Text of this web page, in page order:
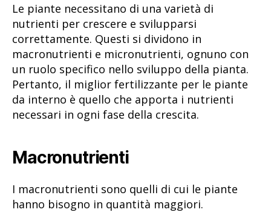
Le piante necessitano di una varietà di
nutrienti per crescere e svilupparsi
correttamente. Questi si dividono in
macronutrienti e micronutrienti, ognuno con
un ruolo specifico nello sviluppo della pianta.
Pertanto, il miglior fertilizzante per le piante
da interno è quello che apporta i nutrienti
necessari in ogni fase della crescita.
Macronutrienti
I macronutrienti sono quelli di cui le piante
hanno bisogno in quantità maggiori.